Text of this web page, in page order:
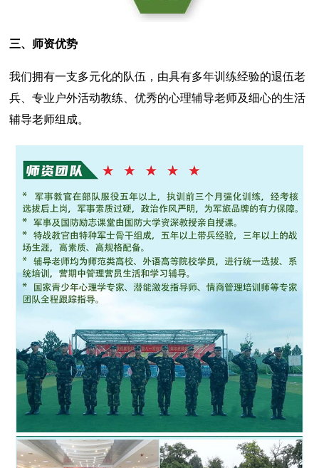
三、师资优势
我们拥有一支多元化的队伍，由具有多年训练经验的退伍老
兵、专业户外活动教练、优秀的心理辅导老师及细心的生活
辅导老师组成。